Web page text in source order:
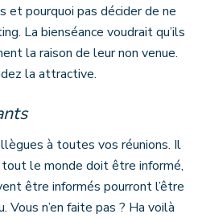
pourquoi pas décider de ne
La bienséance voudrait qu’ils
la raison de leur non venue.
la attractive.
à toutes vos réunions. Il
le monde doit être informé,
être informés pourront l’être
Vous n’en faite pas ? Ha voilà